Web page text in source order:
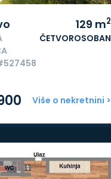
129 m2
ČETVOROSOBAN
Više o nekretnini >